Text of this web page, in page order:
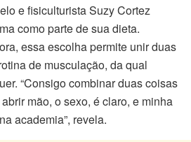
e fisiculturista Suzy Cortez
como parte de sua dieta.
essa escolha permite unir duas
de musculação, da qual
“Consigo combinar duas coisas
mão, o sexo, é claro, e minha
academia”, revela.